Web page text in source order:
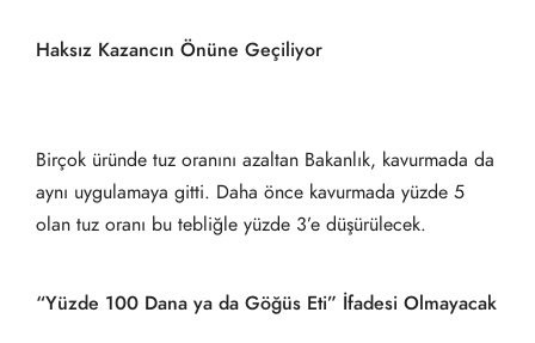
Haksız Kazancın Önüne Geçiliyor
Birçok üründe tuz oranını azaltan Bakanlık, kavurmada da
aynı uygulamaya gitti. Daha önce kavurmada yüzde 5
olan tuz oranı bu tebliğle yüzde 3’e düşürülecek.
“Yüzde 100 Dana ya da Göğüs Eti” İfadesi Olmayacak